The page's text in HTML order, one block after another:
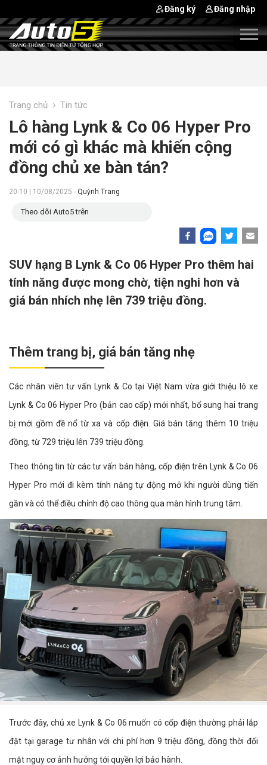
Đăng ký Đăng nhập
Trang chủ › Tin tức
Lô hàng Lynk & Co 06 Hyper Pro
mới có gì khác mà khiến cộng
đồng chủ xe bàn tán?
20:10 | 10/08/2025 - Quỳnh Trang
Theo dõi Auto5 trên
SUV hạng B Lynk & Co 06 Hyper Pro thêm hai
tính năng được mong chờ, tiện nghi hơn và
giá bán nhích nhẹ lên 739 triệu đồng.
Thêm trang bị, giá bán tăng nhẹ
Các nhân viên tư vấn Lynk & Co tại Việt Nam vừa giới thiệu lô xe
Lynk & Co 06 Hyper Pro (bản cao cấp) mới nhất, bổ sung hai trang
bị mới gồm đề nổ từ xa và cốp điện. Giá bán tăng thêm 10 triệu
đồng, từ 729 triệu lên 739 triệu đồng.
Theo thông tin từ các tư vấn bán hàng, cốp điện trên Lynk & Co 06
Hyper Pro mới đi kèm tính năng tự động mở khi người dùng tiến
gần và có thể điều chỉnh độ cao thông qua màn hình trung tâm.
Trước đây, chủ xe Lynk & Co 06 muốn có cốp điện thường phải lắp
đặt tại garage tư nhân với chi phí hơn 9 triệu đồng, đồng thời đối
mặt nguy cơ ảnh hưởng tới quyền lợi bảo hành.